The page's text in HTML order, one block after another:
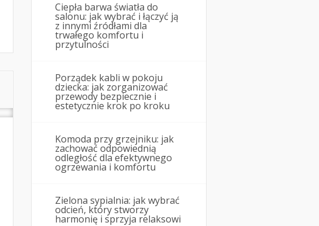
Ciepła barwa światła do
salonu: jak wybrać i łączyć ją
z innymi źródłami dla
trwałego komfortu i
przytulności
Porządek kabli w pokoju
dziecka: jak zorganizować
przewody bezpiecznie i
estetycznie krok po kroku
Komoda przy grzejniku: jak
zachować odpowiednią
odległość dla efektywnego
ogrzewania i komfortu
Zielona sypialnia: jak wybrać
odcień, który stworzy
harmonię i sprzyja relaksowi